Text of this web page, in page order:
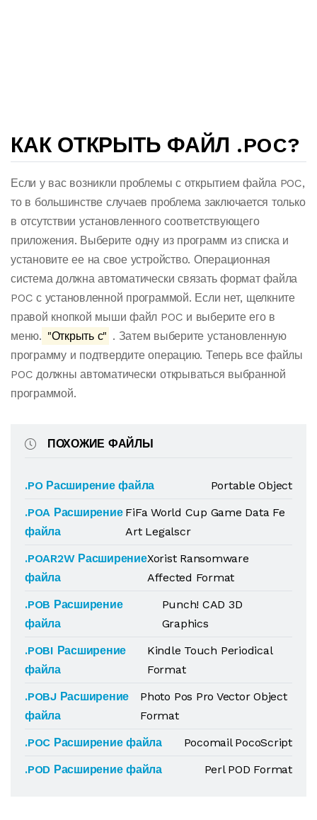
КАК ОТКРЫТЬ ФАЙЛ .POC?
Если у вас возникли проблемы с открытием файла POC,
то в большинстве случаев проблема заключается только
в отсутствии установленного соответствующего
приложения. Выберите одну из программ из списка и
установите ее на свое устройство. Операционная
система должна автоматически связать формат файла
POC с установленной программой. Если нет, щелкните
правой кнопкой мыши файл POC и выберите его в
меню. "Открыть с" . Затем выберите установленную
программу и подтвердите операцию. Теперь все файлы
POC должны автоматически открываться выбранной
программой.
ПОХОЖИЕ ФАЙЛЫ
.PO Расширение файла
Portable Object
.POA Расширение
файла
FiFa World Cup Game Data Fe
Art Legalscr
.POAR2W Расширение
файла
Xorist Ransomware
Affected Format
.POB Расширение
файла
Punch! CAD 3D
Graphics
.POBI Расширение
файла
Kindle Touch Periodical
Format
.POBJ Расширение
файла
Photo Pos Pro Vector Object
Format
.POC Расширение файла
Pocomail PocoScript
.POD Расширение файла
Perl POD Format